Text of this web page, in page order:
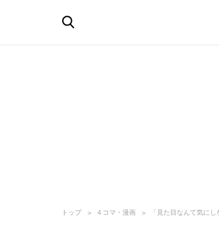
トップ ４コマ・漫画 「見た目なんて気に